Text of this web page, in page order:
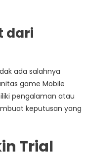
dari
ada salahnya
game Mobile
pengalaman atau
keputusan yang
Trial